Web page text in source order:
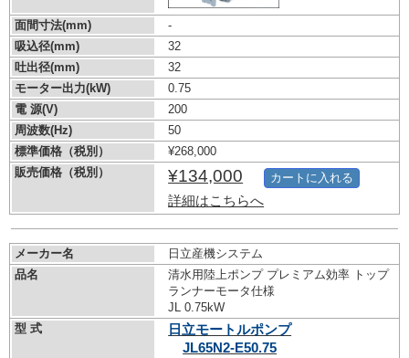
面間寸法(mm)
-
吸込径(mm)
32
吐出径(mm)
32
モーター出力(kW)
0.75
電 源(V)
200
周波数(Hz)
50
標準価格（税別）
¥268,000
販売価格（税別）
¥134,000
詳細はこちらへ
カートに入れる
メーカー名
日立産機システム
品名
清水用陸上ポンプ プレミアム効率 トップ
ランナーモータ仕様
JL 0.75kW
型 式
日立モートルポンプ
JL65N2-E50.75